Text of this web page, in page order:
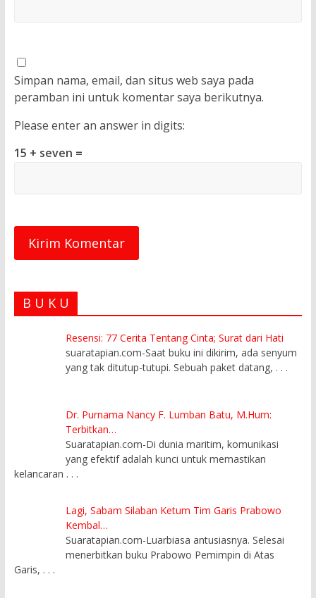
Simpan nama, email, dan situs web saya pada
peramban ini untuk komentar saya berikutnya.
Please enter an answer in digits:
15 + seven =
B U K U
Resensi: 77 Cerita Tentang Cinta; Surat dari Hati
suaratapian.com-Saat buku ini dikirim, ada senyum
yang tak ditutup-tutupi. Sebuah paket datang, . . .
Dr. Purnama Nancy F. Lumban Batu, M.Hum:
Terbitkan…
Suaratapian.com-Di dunia maritim, komunikasi
yang efektif adalah kunci untuk memastikan
kelancaran . . .
Lagi, Sabam Silaban Ketum Tim Garis Prabowo
Kembal…
Suaratapian.com-Luarbiasa antusiasnya. Selesai
menerbitkan buku Prabowo Pemimpin di Atas
Garis, . . .